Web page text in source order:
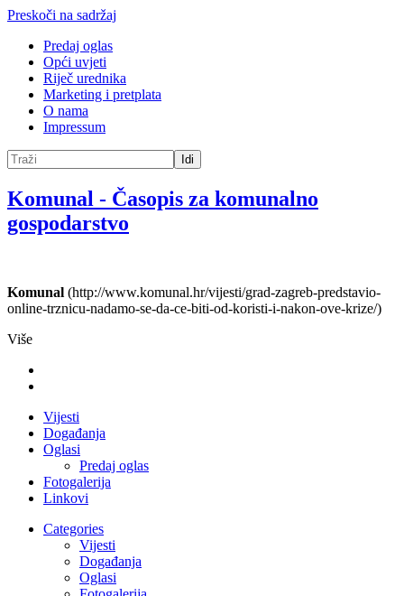
Preskoči na sadržaj
Predaj oglas
Opći uvjeti
Riječ urednika
Marketing i pretplata
O nama
Impressum
Idi
Komunal - Časopis za komunalno
gospodarstvo
Komunal (http://www.komunal.hr/vijesti/grad-zagreb-predstavio-
online-trznicu-nadamo-se-da-ce-biti-od-koristi-i-nakon-ove-krize/)
Više
Vijesti
Događanja
Oglasi
Predaj oglas
Fotogalerija
Linkovi
Categories
Vijesti
Događanja
Oglasi